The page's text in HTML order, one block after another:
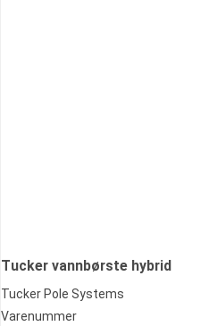
Tucker vannbørste hybrid
Tucker Pole Systems
Varenummer